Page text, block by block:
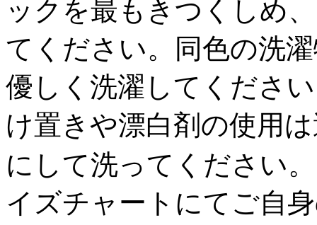
ックを最もきつくしめ
てください。同色の洗
優しく洗濯してくださ
け置きや漂白剤の使用
にして洗ってください
イズチャートにてご自